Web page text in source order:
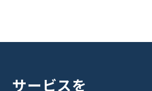
サービスを